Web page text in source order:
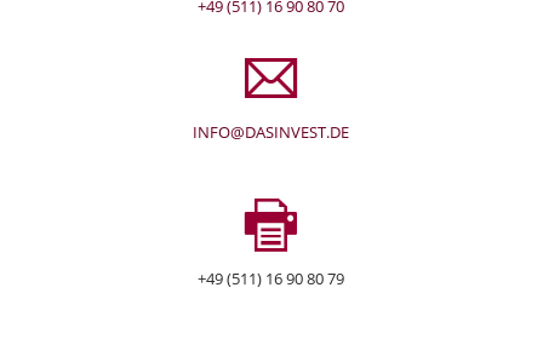
+49 (511) 16 90 80 70
INFO@DASINVEST.DE
+49 (511) 16 90 80 79